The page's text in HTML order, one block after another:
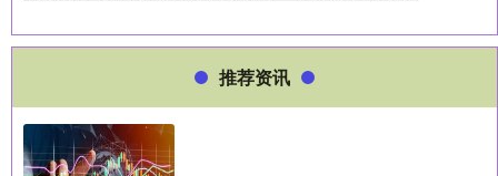
推荐资讯